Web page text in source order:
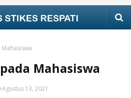
Mahasiswa
Agustus 13, 2021